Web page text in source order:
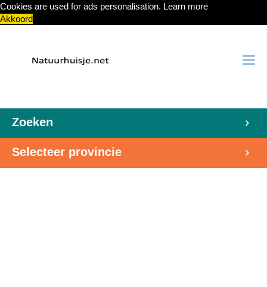
Cookies are used for ads personalisation. Learn more
Akkoord
Zoeken
Selecteer provincie